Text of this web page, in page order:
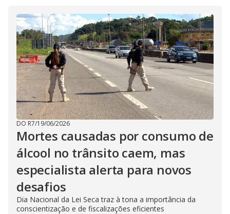
DO R7/19/06/2026
Mortes causadas por consumo de
álcool no trânsito caem, mas
especialista alerta para novos
desafios
Dia Nacional da Lei Seca traz à tona a importância da
conscientização e de fiscalizações eficientes